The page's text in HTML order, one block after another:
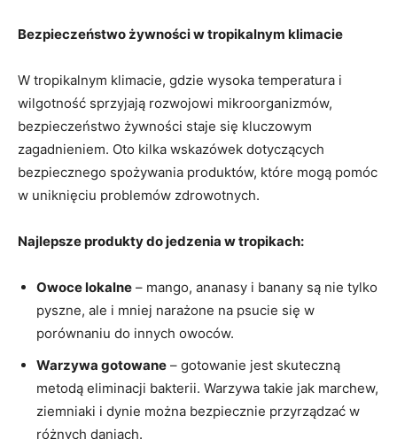
Bezpieczeństwo żywności w⁢ tropikalnym klimacie
W tropikalnym klimacie, gdzie wysoka temperatura i
wilgotność‍ sprzyjają rozwojowi mikroorganizmów,
bezpieczeństwo żywności staje się kluczowym
zagadnieniem. Oto ‌kilka wskazówek ⁤dotyczących
bezpiecznego spożywania produktów, które mogą pomóc
​w ‍uniknięciu problemów zdrowotnych.
Najlepsze produkty ‍do‌ jedzenia w ​tropikach:
Owoce lokalne – mango, ananasy i‌ banany są nie tylko
‌pyszne, ale i mniej narażone ⁢na psucie się w
porównaniu do innych ⁢owoców.
Warzywa gotowane – gotowanie jest ⁤skuteczną‍
metodą eliminacji bakterii. ⁢Warzywa takie jak marchew,
ziemniaki i dynie można‌ bezpiecznie przyrządzać w⁤
różnych daniach.